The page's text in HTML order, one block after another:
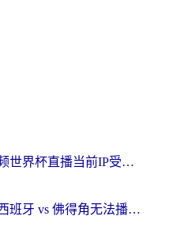
在海外看咪咕视频世界杯直播当前IP受限制？这篇指南帮你搞定所有体育赛事观看难题
在国外看世界杯西班牙 vs 佛得角无法播放？这篇指南帮你解锁所有中文体育直播